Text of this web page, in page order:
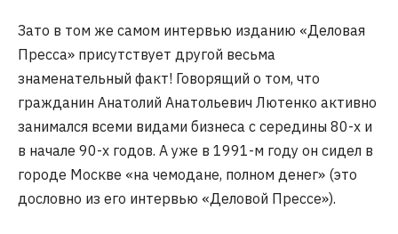
Зато в том же самом интервью изданию «Деловая
Пресса» присутствует другой весьма
знаменательный факт! Говорящий о том, что
гражданин Анатолий Анатольевич Лютенко активно
занимался всеми видами бизнеса с середины 80-х и
в начале 90-х годов. А уже в 1991-м году он сидел в
городе Москве «на чемодане, полном денег» (это
дословно из его интервью «Деловой Прессе»).